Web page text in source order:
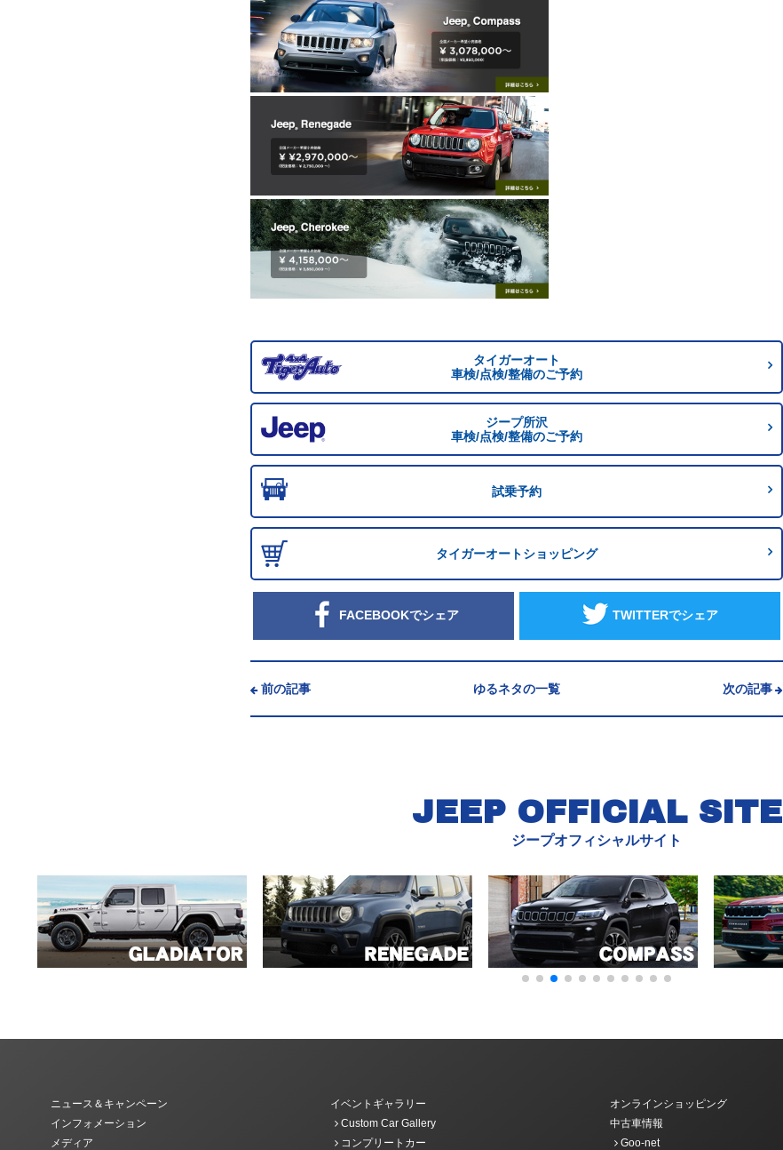
タイガーオート
車検/点検/整備のご予約
ジープ所沢
車検/点検/整備のご予約
試乗予約
タイガーオートショッピング
FACEBOOKでシェア TWITTERでシェア
前の記事 ゆるネタの一覧 次の記事
JEEP OFFICIAL SITE
ジープオフィシャルサイト
ニュース＆キャンペーン
インフォメーション
メディア
イベントギャラリー
Custom Car Gallery
コンプリートカー
オンラインショッピング
中古車情報
Goo-net